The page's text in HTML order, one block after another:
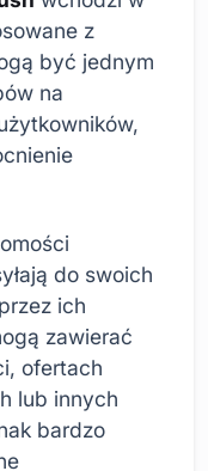
z
być jednym
na
do swoich
ich
zawierać
ofertach
lub innych
bardzo